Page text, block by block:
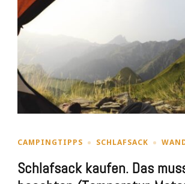
CAMPINGTIPPS SCHLAFSACK
Schlafsack kaufen. Das